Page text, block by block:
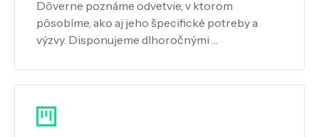
Dôverne poznáme odvetvie, v ktorom
pôsobíme, ako aj jeho špecifické potreby a
výzvy. Disponujeme dlhoročnými …